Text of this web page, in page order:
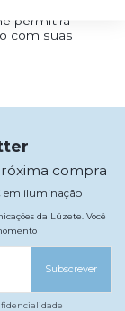
permitirá
com suas
compra
em iluminação
da Lúzete. Você
Subscrever